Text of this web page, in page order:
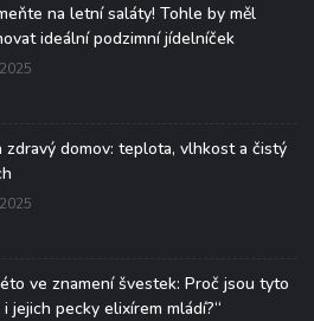
na letní saláty! Tohle by měl
ideální podzimní jídelníček
zdravý domov: teplota, vlhkost a čistý
ve znamení švestek: Proč jsou tyto
jejich pecky elixírem mládí?“